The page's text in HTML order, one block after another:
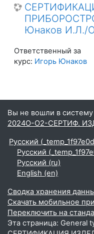
Юнаков И.Л./
Ответственный за
курс: Игорь Юнаков
Вы не вошли в
2024О-О2-СЕРТИФ.
Русский
Русский
Русский ‎(ru)‎
English ‎(en)‎
Сводка хранения
Скачать мобильное
Переключить на
Эта страница: General